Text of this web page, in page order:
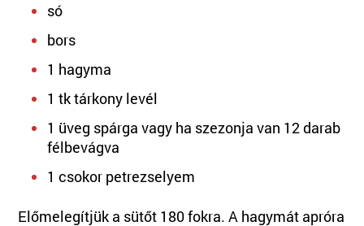
só
bors
1 hagyma
1 tk tárkony levél
1 üveg spárga vagy ha szezonja van 12 darab
félbevágva
1 csokor petrezselyem
Előmelegítjük a sütőt 180 fokra. A hagymát apróra